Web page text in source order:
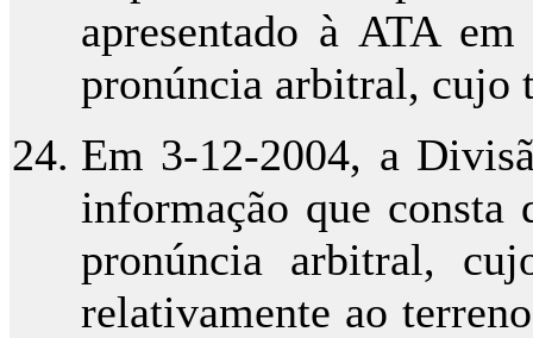
apresentado à ATA
pronúncia arbitral, cujo
Em 3-12-2004, a
informação que consta
pronúncia arbitral,
relativamente ao